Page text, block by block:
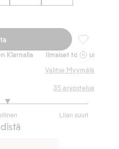
Ribatut
Ilmaiset toimitusvaihtoehdot
Valitse Myymälä
Liian suuri
35 arvostelua